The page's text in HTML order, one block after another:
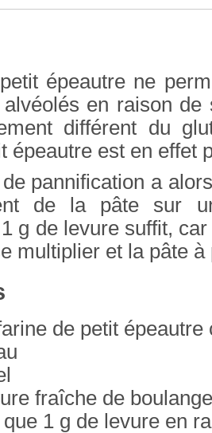
épeautre ne
en raison de
différent du
épeautre est en effet
pannification a
de la pâte sur
g de levure suffit,
multiplier et la pâte
de petit épeautre
fraîche de
1 g de levure en